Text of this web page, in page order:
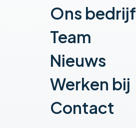
Ons bedrijf
Team
Nieuws
Werken bij
Contact